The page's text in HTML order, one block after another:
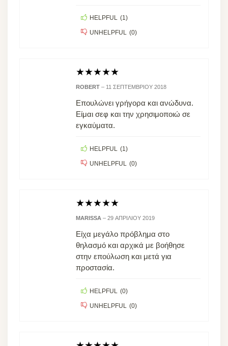
HELPFUL (1)
UNHELPFUL (0)
★★★★★
ROBERT – 11 ΣΕΠΤΕΜΒΡΊΟΥ 2018
Επουλώνει γρήγορα και ανώδυνα.
Είμαι σεφ και την χρησιμοποιώ σε
εγκαύματα.
HELPFUL (1)
UNHELPFUL (0)
★★★★★
MARISSA – 29 ΑΠΡΙΛΊΟΥ 2019
Είχα μεγάλο πρόβλημα στο
θηλασμό και αρχικά με βοήθησε
στην επούλωση και μετά για
προστασία.
HELPFUL (0)
UNHELPFUL (0)